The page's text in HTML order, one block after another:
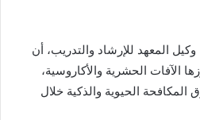
المعهد للإرشاد والتدريب، أن
الآفات الحشرية والأكاروسية،
الحيوية والذكية خلال